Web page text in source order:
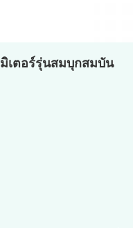
เตอร์รุ่นสมบุกสมบัน